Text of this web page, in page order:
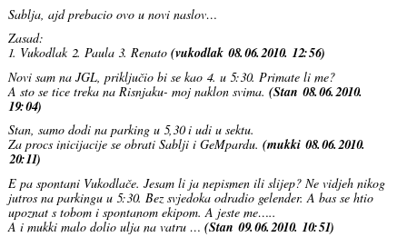
Sablja, ajd prebacio ovo u novi naslov…
Zasad:
1. Vukodlak 2. Paula 3. Renato (vukodlak 08.06.2010. 12:56)
Novi sam na JGL, priključio bi se kao 4. u 5:30. Primate li me?
A sto se tice treka na Risnjaku- moj naklon svima. (Stan 08.06.2010.
19:04)
Stan, samo dodi na parking u 5,30 i udi u sektu.
Za procs inicijacije se obrati Sablji i GeMpardu. (mukki 08.06.2010.
20:11)
E pa spontani Vukodlače. Jesam li ja nepismen ili slijep? Ne vidjeh nikog
jutros na parkingu u 5:30. Bez svjedoka odradio gelender. A bas se htio
upoznat s tobom i spontanom ekipom. A jeste me…..
A i mukki malo dolio ulja na vatru … (Stan 09.06.2010. 10:51)